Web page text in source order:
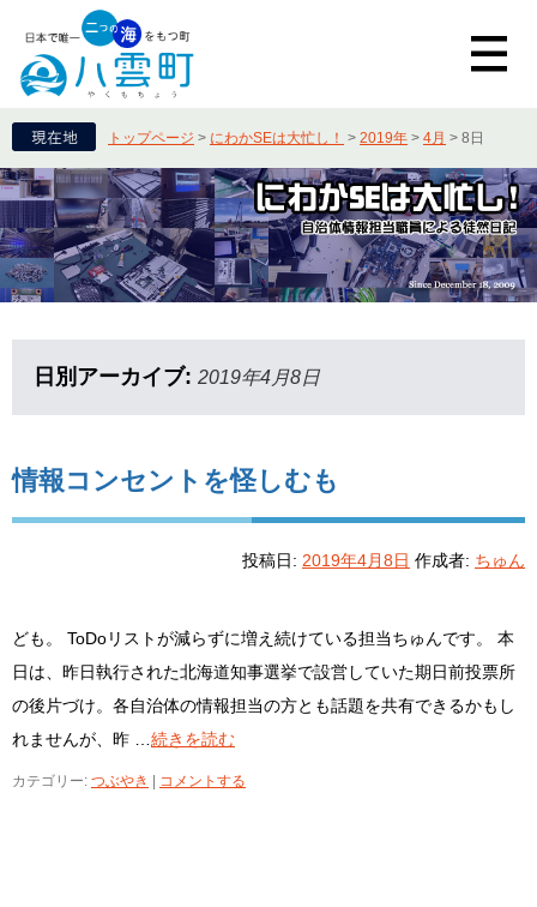
トップページ > にわかSEは大忙し！ > 2019年 > 4月 > 8日
日別アーカイブ: 2019年4月8日
情報コンセントを怪しむも
投稿日: 2019年4月8日 作成者: ちゅん
ども。 ToDoリストが減らずに増え続けている担当ちゅんです。 本
日は、昨日執行された北海道知事選挙で設営していた期日前投票所
の後片づけ。各自治体の情報担当の方とも話題を共有できるかもし
れませんが、昨 … 続きを読む
カテゴリー: つぶやき コメントする